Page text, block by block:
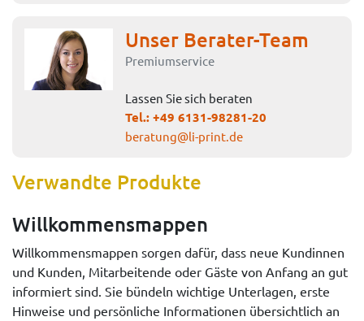
Unser Berater-Team
Premiumservice
Lassen Sie sich beraten
Tel.:+49 6131-98281-20
beratung@li-print.de
Verwandte Produkte
Willkommensmappen
Willkommensmappen sorgen dafür, dass neue Kundinnen
und Kunden, Mitarbeitende oder Gäste von Anfang an gut
informiert sind. Sie bündeln wichtige Unterlagen, erste
Hinweise und persönliche Informationen übersichtlich an